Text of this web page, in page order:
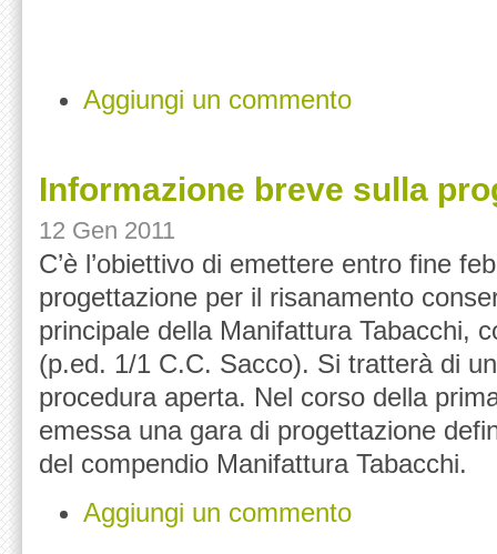
Aggiungi un commento
Informazione breve sulla
12 Gen 2011
C’è l’obiettivo di emettere entro fine
progettazione per il risanamento
principale della Manifattura Tabacchi,
(p.ed. 1/1 C.C. Sacco). Si tratterà di
procedura aperta. Nel corso della
emessa una gara di progettazione
del compendio Manifattura Tabacchi.
Aggiungi un commento